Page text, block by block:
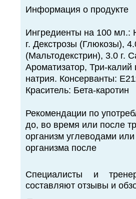
Информация о продукте
Ингредиенты на 100 мл.:
г. Декстрозы (Глюкозы),
(Мальтодекстрин), 3.0 г.
Ароматизатор, Три-калий
натрия. Консерванты:
Краситель: Бета-каротин
Рекомендации по
до, во время или после
организм углеводами
организма после
Специалисты и
составляют отзывы и